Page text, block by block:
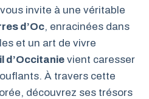
invite à une véritable
d’Oc, enracinées dans
et un art de vivre
d’Occitanie vient caresser
À travers cette
découvrez ses trésors